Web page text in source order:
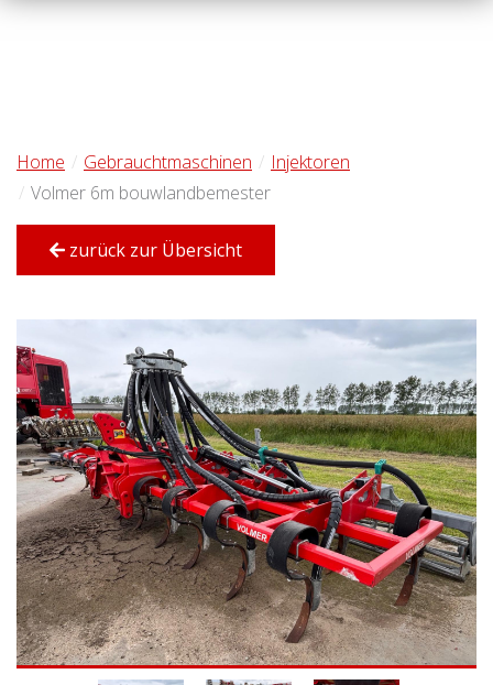
Home Gebrauchtmaschinen
Injektoren
Volmer 6m bouwlandbemester
zurück zur Übersicht